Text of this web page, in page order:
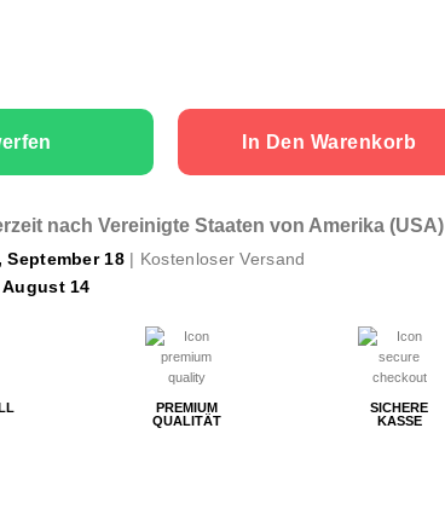
In Den Warenkorb
nach Vereinigte Staaten von Amerika (USA)
September 18| Kostenloser Versand
14
PREMIUM
QUALITÄT
SICHERE
KASSE